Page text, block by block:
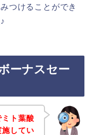
つけることができ
ーナスセー
ト葉酸
してい